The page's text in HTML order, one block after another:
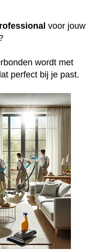
voor jouw
wordt met
perfect bij je past.